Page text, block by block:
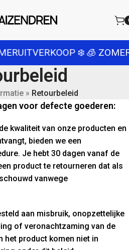
❄️🧊
» Retourbeleid
voor defecte goederen:
kwaliteit van onze producten en
bieden we een
Je hebt 30 dagen vanaf de
product te retourneren dat als
vanwege
aan misbruik, onopzettelijke
of veronachtzaming van de
het product komen niet in